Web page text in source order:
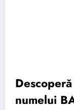
numelui